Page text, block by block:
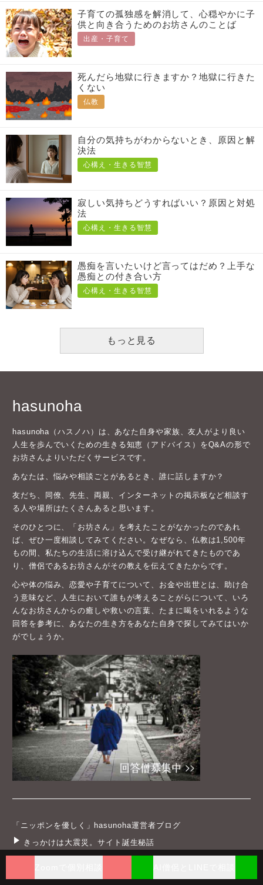
子育ての孤独感を解消して、心穏やかに子
供と向き合うためのお坊さんのことば
出産・子育て
死んだら地獄に行きますか？地獄に行きた
くない
仏教
自分の気持ちがわからないとき、原因と解
決法
心構え・生きる智慧
寂しい気持ちどうすればいい？原因と対処
法
心構え・生きる智慧
愚痴を言いたいけど言ってはだめ？上手な
愚痴との付き合い方
心構え・生きる智慧
もっと見る
hasunoha
hasunoha（ハスノハ）は、あなた自身や家族、友人がより良い
人生を歩んでいくための生きる知恵（アドバイス）をQ&Aの形で
お坊さんよりいただくサービスです。
あなたは、悩みや相談ごとがあるとき、誰に話しますか？
友だち、同僚、先生、両親、インターネットの掲示板など相談す
る人や場所はたくさんあると思います。
そのひとつに、「お坊さん」を考えたことがなかったのであれ
ば、ぜひ一度相談してみてください。なぜなら、仏教は1,500年
もの間、私たちの生活に溶け込んで受け継がれてきたものであ
り、僧侶であるお坊さんがその教えを伝えてきたからです。
心や体の悩み、恋愛や子育てについて、お金や出世とは、助け合
う意味など、人生において誰もが考えることがらについて、いろ
んなお坊さんからの癒しや救いの言葉、たまに喝をいれるような
回答を参考に、あなたの生き方をあなた自身で探してみてはいか
がでしょうか。
「ニッポンを優しく」hasunoha運営者ブログ
きっかけは大震災。サイト誕生秘話